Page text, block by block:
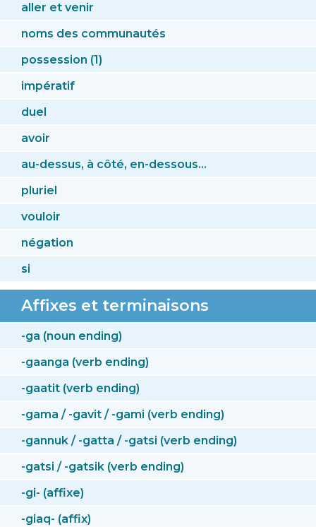
aller et venir
noms des communautés
possession (1)
impératif
duel
avoir
au-dessus, à côté, en-dessous...
pluriel
vouloir
négation
si
Affixes et terminaisons
-ga (noun ending)
-gaanga (verb ending)
-gaatit (verb ending)
-gama / -gavit / -gami (verb ending)
-gannuk / -gatta / -gatsi (verb ending)
-gatsi / -gatsik (verb ending)
-gi- (affixe)
-giaq- (affix)